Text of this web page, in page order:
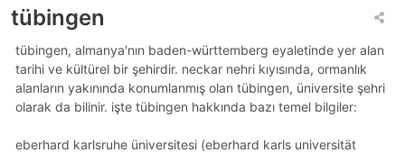
tübingen
tübingen, almanya'nın baden-württemberg eyaletinde yer alan
tarihi ve kültürel bir şehirdir. neckar nehri kıyısında, ormanlık
alanların yakınında konumlanmış olan tübingen, üniversite şehri
olarak da bilinir. işte tübingen hakkında bazı temel bilgiler:
eberhard karlsruhe üniversitesi (eberhard karls universität